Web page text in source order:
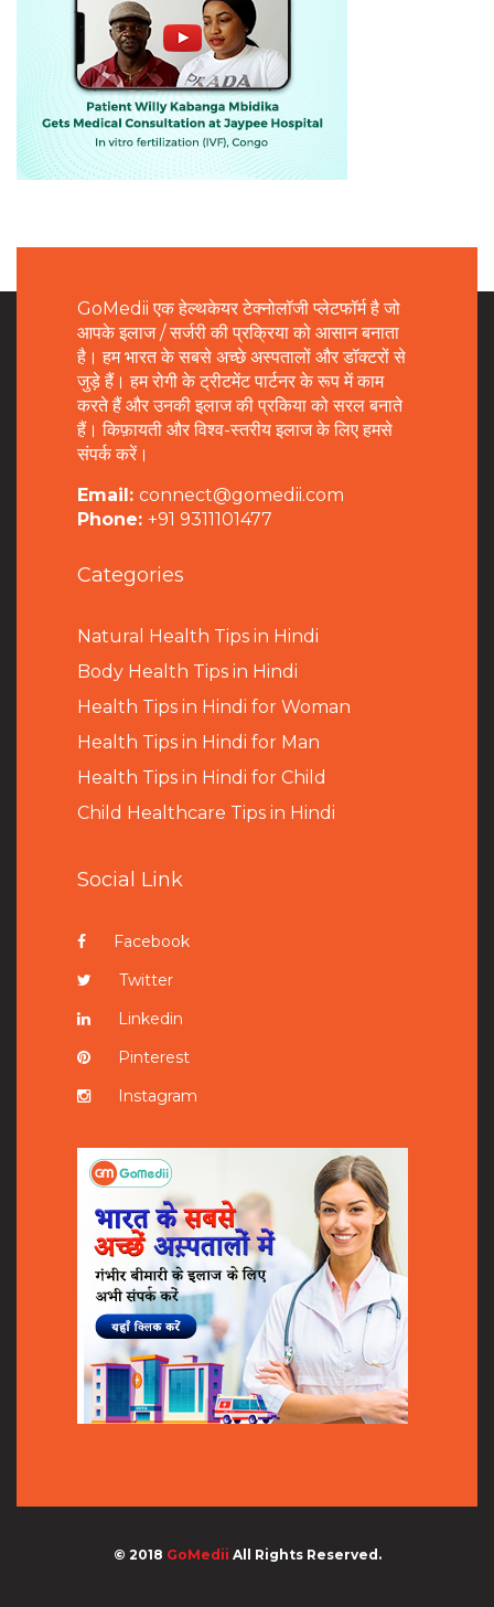
GoMedii एक हेल्थकेयर टेक्नोलॉजी प्लेटफॉर्म है जो
आपके इलाज / सर्जरी की प्रक्रिया को आसान बनाता
है। हम भारत के सबसे अच्छे अस्पतालों और डॉक्टरों से
जुड़े हैं। हम रोगी के ट्रीटमेंट पार्टनर के रूप में काम
करते हैं और उनकी इलाज की प्रकिया को सरल बनाते
हैं। किफ़ायती और विश्व-स्तरीय इलाज के लिए हमसे
संपर्क करें।
Email: connect@gomedii.com
Phone: +91 9311101477
Categories
Natural Health Tips in Hindi
Body Health Tips in Hindi
Health Tips in Hindi for Woman
Health Tips in Hindi for Man
Health Tips in Hindi for Child
Child Healthcare Tips in Hindi
Social Link
Facebook
Twitter
Linkedin
Pinterest
Instagram
© 2018 GoMedii All Rights Reserved.